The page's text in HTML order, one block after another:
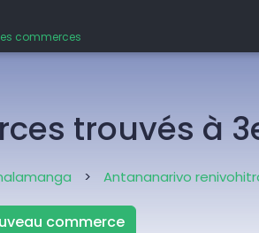
commerces
trouvés à
> Antananarivo
commerce